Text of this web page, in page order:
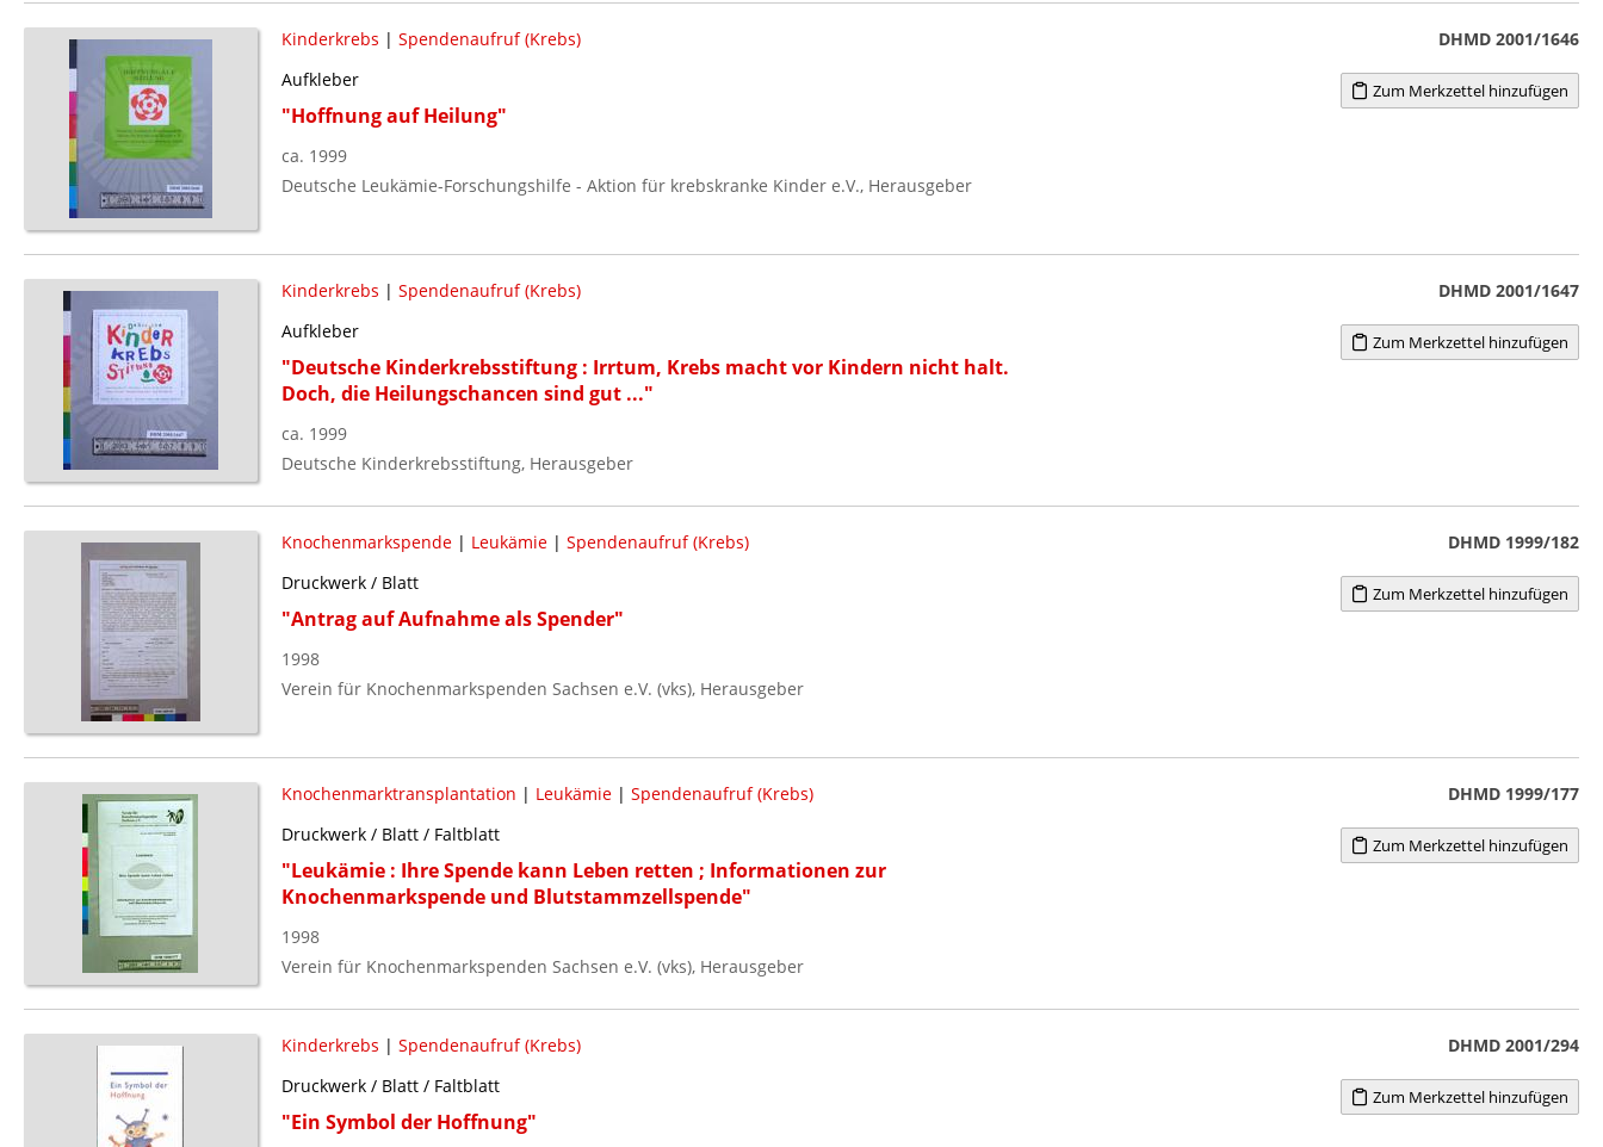
Kinderkrebs | Spendenaufruf (Krebs)
Aufkleber
"Hoffnung auf Heilung"
ca. 1999
Deutsche Leukämie-Forschungshilfe - Aktion für krebskranke Kinder e.V., Herausgeber
DHMD 2001/1646
Zum Merkzettel hinzufügen
Kinderkrebs | Spendenaufruf (Krebs)
Aufkleber
"Deutsche Kinderkrebsstiftung : Irrtum, Krebs macht vor Kindern nicht halt.
Doch, die Heilungschancen sind gut ..."
ca. 1999
Deutsche Kinderkrebsstiftung, Herausgeber
DHMD 2001/1647
Zum Merkzettel hinzufügen
Knochenmarkspende| Leukämie| Spendenaufruf (Krebs)
Druckwerk / Blatt
"Antrag auf Aufnahme als Spender"
1998
Verein für Knochenmarkspenden Sachsen e.V. (vks), Herausgeber
DHMD 1999/182
Zum Merkzettel hinzufügen
Knochenmarktransplantation | Leukämie| Spendenaufruf (Krebs)
Druckwerk / Blatt / Faltblatt
"Leukämie : Ihre Spende kann Leben retten ; Informationen zur
Knochenmarkspende und Blutstammzellspende"
1998
Verein für Knochenmarkspenden Sachsen e.V. (vks), Herausgeber
DHMD 1999/177
Zum Merkzettel hinzufügen
Kinderkrebs | Spendenaufruf (Krebs)
Druckwerk / Blatt / Faltblatt
"Ein Symbol der Hoffnung"
DHMD 2001/294
Zum Merkzettel hinzufügen